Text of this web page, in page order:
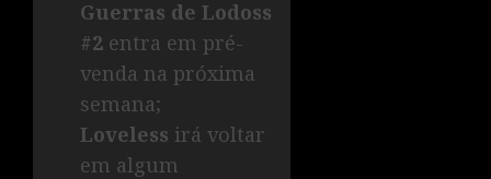
Guerras de Lodoss
#2 entra em pré-
venda na próxima
semana;
Loveless irá voltar
em algum